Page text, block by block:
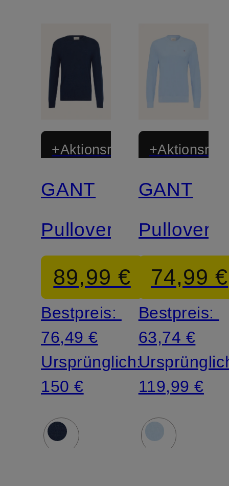
+Aktionsrabatt
GANT
Pullover
89,99 €
Bestpreis:
76,49 €
Ursprünglich:
150 €
GANT
Pullover
74,99 €
Bestpreis:
63,74 €
119,99 €